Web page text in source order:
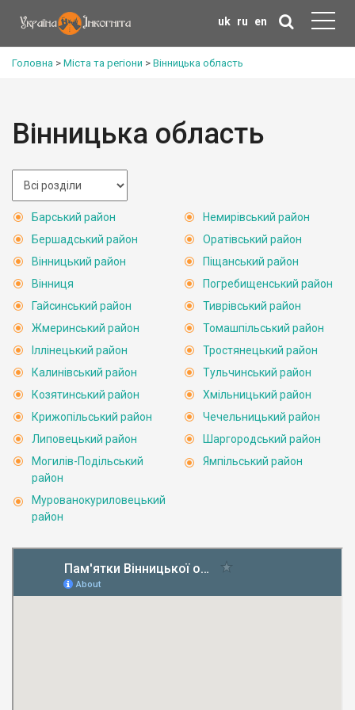
uk ru en
Головна > Міста та регіони > Вінницька область
Вінницька область
Барський район
Бершадський район
Вінницький район
Вінниця
Гайсинський район
Жмеринський район
Іллінецький район
Калинівський район
Козятинський район
Крижопільський район
Липовецький район
Могилів-Подільський
район
Мурованокуриловецький
район
Немирівський район
Оратівський район
Піщанський район
Погребищенський район
Тиврівський район
Томашпільський район
Тростянецький район
Тульчинський район
Хмільницький район
Чечельницький район
Шаргородський район
Ямпільський район